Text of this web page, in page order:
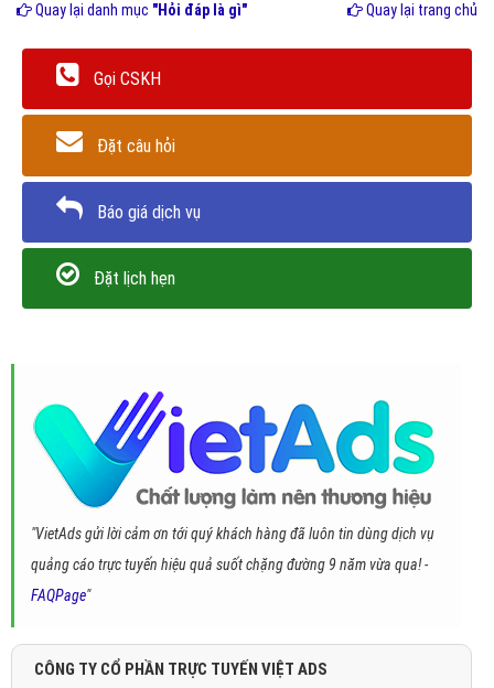
Quay lại danh mục "Hỏi đáp là gì" Quay lại trang chủ
Gọi CSKH
Đặt câu hỏi
Báo giá dịch vụ
Đặt lịch hẹn
"VietAds gửi lời cảm ơn tới quý khách hàng đã luôn tin dùng dịch vụ
quảng cáo trực tuyến hiệu quả suốt chặng đường 9 năm vừa qua! -
FAQPage"
CÔNG TY CỔ PHẦN TRỰC TUYẾN VIỆT ADS